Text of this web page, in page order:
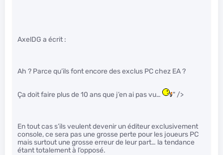
AxelDG a écrit :
Ah ? Parce qu’ils font encore des exclus PC chez EA ?
Ça doit faire plus de 10 ans que j’en ai pas vu… " />
En tout cas s’ils veulent devenir un éditeur exclusivement
console, ce sera pas une grosse perte pour les joueurs PC
mais surtout une grosse erreur de leur part… la tendance
étant totalement à l’opposé.